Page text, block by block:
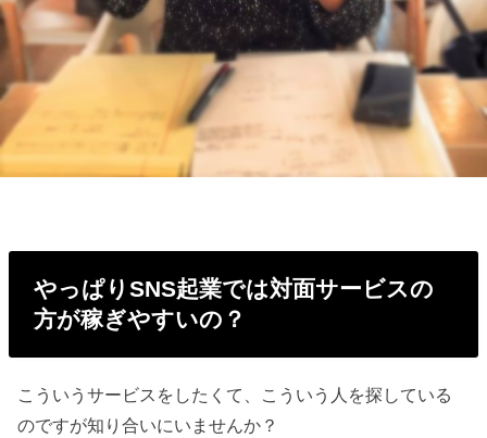
やっぱりSNS起業では対面サービスの
方が稼ぎやすいの？
こういうサービスをしたくて、こういう人を探している
のですが知り合いにいませんか？